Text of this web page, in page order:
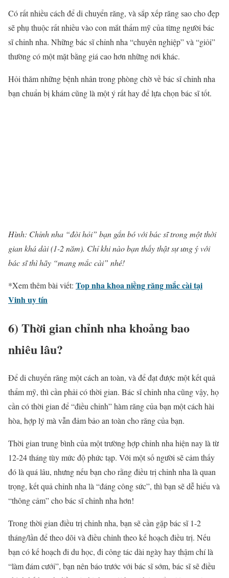
Có rất nhiều cách để di chuyển răng, và sắp xếp răng sao cho đẹp
sẽ phụ thuộc rất nhiều vào con mắt thẩm mỹ của từng người bác
sĩchỉnh nha. Những bác sĩchỉnh nha “chuyên nghiệp” và “giỏi”
thường có một mặt bằng giá cao hơn những nơi khác.
Hỏi thăm những bệnh nhân trong phòng chờ về bác sĩchỉnh nha
bạn chuẩn bị khám cũng là một ý rất hay để lựa chọn bác sĩ tốt.
Hình: Chỉnh nha “đòi hỏi” bạn gắn bó với bác sĩ trong một thời
gian khá dài (1-2 năm). Chỉ khi nào bạn thấy thật sự ưng ý với
bác sĩ thì hãy “mang mắc cài” nhé!
*Xem thêm bài viết: Top nha khoa niềng răng mắc cài tại
Vinh uy tín
6) Thời gianchỉnh nhakhoảng bao
nhiêu lâu?
Để di chuyển răng một cách an toàn, và để đạt được một kết quả
thẩm mỹ, thì cần phải có thời gian. Bác sĩchỉnh nha cũng vậy, họ
cần có thời gian để “điều chỉnh” hàm răng của bạn một cách hài
hòa, hợp lý mà vẫn đảm bảo an toàn cho răng của bạn.
Thời gian trung bình của một trường hợpchỉnh nha hiện nay là từ
12-24 tháng tùy mức độ phức tạp. Với một số người sẽ cảm thấy
đó là quá lâu, nhưng nếu bạn cho rằng điều trị chỉnh nha là quan
trọng, kết quả chỉnh nha là “đáng công sức”, thì bạn sẽ dễ hiểu và
“thông cảm” cho bác sĩchỉnh nha hơn!
Trong thời gian điều trị chỉnh nha, bạn sẽ cần gặp bác sĩ 1-2
tháng/lần để theo dõi và điều chỉnh theo kế hoạch điều trị. Nếu
bạn có kế hoạch đi du học, đi công tác dài ngày hay thậm chí là
“làm đám cưới”, bạn nên báo trước với bác sĩ sớm, bác sĩ sẽ điều